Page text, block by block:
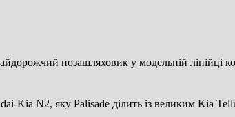
позашляховик у модельній лінійці
Kia N2, яку Palisade ділить із великим Kia